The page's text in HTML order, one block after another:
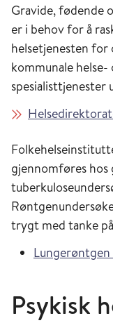
Gravide, fødende
er i behov for å
helsetjenesten
kommunale
spesialisttjenester
gjennomføres hos
trygt med tanke
Psykisk